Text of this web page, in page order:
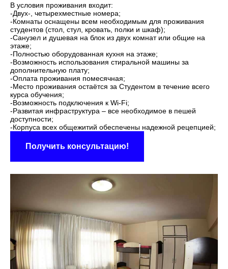
В условия проживания входит:
-Двух-, четырехместные номера;
-Комнаты оснащены всем необходимым для проживания
студентов (стол, стул, кровать, полки и шкаф);
-Санузел и душевая на блок из двух комнат или общие на
этаже;
-Полностью оборудованная кухня на этаже;
-Возможность использования стиральной машины за
дополнительную плату;
-Оплата проживания помесячная;
-Место проживания остаётся за Студентом в течение всего
курса обучения;
-Возможность подключения к Wi-Fi;
-Развитая инфраструктура – все необходимое в пешей
доступности;
-Корпуса всех общежитий обеспечены надежной рецепцией;
Получить консультацию!